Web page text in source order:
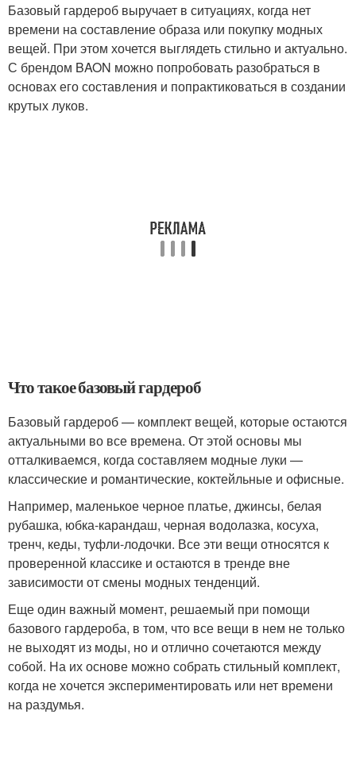
Базовый гардероб выручает в ситуациях, когда нет
времени на составление образа или покупку модных
вещей. При этом хочется выглядеть стильно и актуально.
С брендом BAON можно попробовать разобраться в
основах его составления и попрактиковаться в создании
крутых луков.
Что такое базовый гардероб
Базовый гардероб — комплект вещей, которые остаются
актуальными во все времена. От этой основы мы
отталкиваемся, когда составляем модные луки —
классические и романтические, коктейльные и офисные.
Например, маленькое черное платье, джинсы, белая
рубашка, юбка-карандаш, черная водолазка, косуха,
тренч, кеды, туфли-лодочки. Все эти вещи относятся к
проверенной классике и остаются в тренде вне
зависимости от смены модных тенденций.
Еще один важный момент, решаемый при помощи
базового гардероба, в том, что все вещи в нем не только
не выходят из моды, но и отлично сочетаются между
собой. На их основе можно собрать стильный комплект,
когда не хочется экспериментировать или нет времени
на раздумья.